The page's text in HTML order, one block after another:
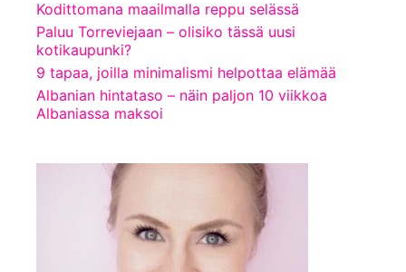
Kodittomana maailmalla reppu selässä
Paluu Torreviejaan – olisiko tässä uusi
kotikaupunki?
9 tapaa, joilla minimalismi helpottaa elämää
Albanian hintataso – näin paljon 10 viikkoa
Albaniassa maksoi